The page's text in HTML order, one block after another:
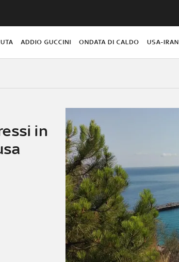
ADDIO GUCCINI ONDATA DI CALDO USA-IRAN
in